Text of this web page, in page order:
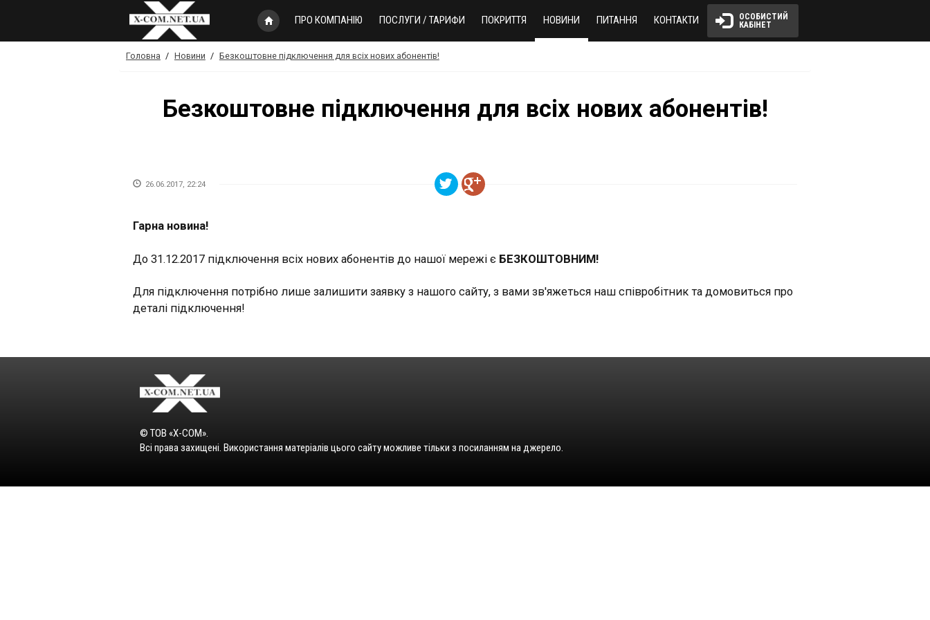
ПРО КОМПАНІЮ ПОСЛУГИ / ТАРИФИ ПОКРИТТЯ НОВИНИ ПИТАННЯ КОНТАКТИ
ОСОБИСТИЙ
КАБІНЕТ
Ви
Головна / Новини / Безкоштовне підключення для всіх нових абонентів!
Безкоштовне підключення для всіх нових абонентів!
26.06.2017, 22:24
Гарна новина!
До 31.12.2017 підключення всіх нових абонентів до нашої мережі є БЕЗКОШТОВНИМ!
Для підключення потрібно лише залишити заявку з нашого сайту, з вами зв'яжеться наш співробітник та домовиться про
деталі підключення!
© ТОВ «X-COM».
Всі права захищені. Використання матеріалів цього сайту можливе тільки з посиланням на джерело.